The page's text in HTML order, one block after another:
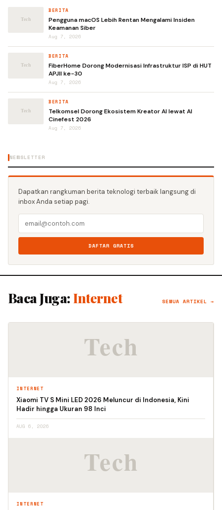
BERITA
Pengguna macOS Lebih Rentan Mengalami Insiden
Keamanan Siber
Aug 7, 2026
BERITA
FiberHome Dorong Modernisasi Infrastruktur ISP di HUT
APJII ke-30
Aug 7, 2026
BERITA
Telkomsel Dorong Ekosistem Kreator AI lewat AI
Cinefest 2026
Aug 7, 2026
NEWSLETTER
Dapatkan rangkuman berita teknologi terbaik langsung di
inbox Anda setiap pagi.
DAFTAR GRATIS
Baca Juga: Internet SEMUA ARTIKEL →
INTERNET
Xiaomi TV S Mini LED 2026 Meluncur di Indonesia, Kini
Hadir hingga Ukuran 98 Inci
AUG 6, 2026
INTERNET